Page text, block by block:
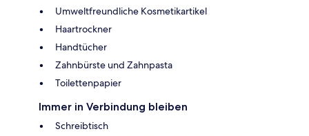
Umweltfreundliche Kosmetikartikel
Haartrockner
Handtücher
Zahnbürste und Zahnpasta
Toilettenpapier
Immer in Verbindung bleiben
Schreibtisch